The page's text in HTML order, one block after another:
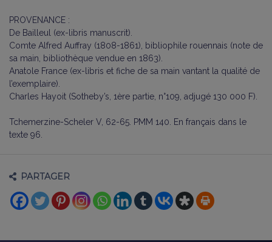
PROVENANCE :
De Bailleul (ex-libris manuscrit).
Comte Alfred Auffray (1808-1861), bibliophile rouennais (note de
sa main, bibliothèque vendue en 1863).
Anatole France (ex-libris et fiche de sa main vantant la qualité de
l’exemplaire).
Charles Hayoit (Sotheby’s, 1ère partie, n°109, adjugé 130 000 F).
Tchemerzine-Scheler V, 62-65. PMM 140. En français dans le
texte 96.
PARTAGER